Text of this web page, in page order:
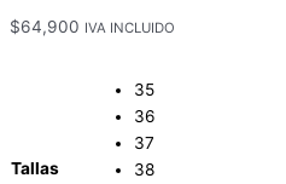
$64,900 IVA INCLUIDO
Tallas
35
36
37
38